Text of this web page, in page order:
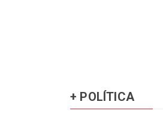
+ POLÍTICA